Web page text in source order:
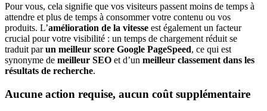
Pour vous, cela signifie que vos visiteurs passent moins de temps à
attendre et plus de temps à consommer votre contenu ou vos
produits. L’amélioration de la vitesse est également un facteur
crucial pour votre visibilité : un temps de chargement réduit se
traduit parun meilleur score Google PageSpeed, ce qui est
synonyme de meilleur SEO et d’un meilleur classement dans les
résultats de recherche.
Aucune action requise, aucun coût supplémentaire